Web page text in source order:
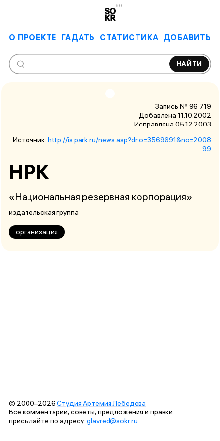
6.0
О ПРОЕКТЕ ГАДАТЬ СТАТИСТИКА ДОБАВИТЬ
НАЙТИ
Запись № 96 719
Добавлена 11.10.2002
Исправлена 05.12.2003
Источник: http://is.park.ru/news.asp?dno=3569691&no=2008
99
НРК
«Национальная резервная корпорация»
издательская группа
организация
© 2000–2026 Студия Артемия Лебедева
Все комментарии, советы, предложения и правки
присылайте по адресу: glavred@sokr.ru